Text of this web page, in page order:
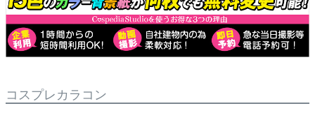
コスプレカラコン